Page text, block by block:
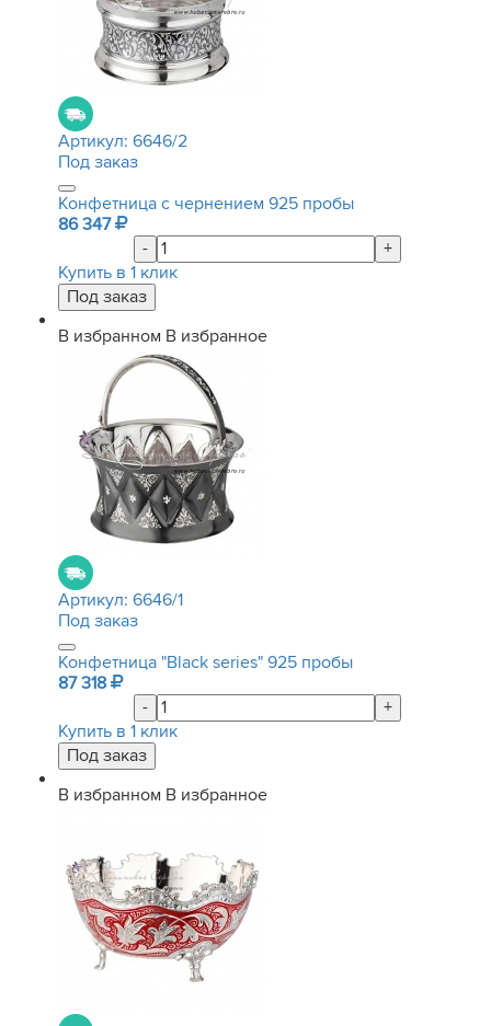
Артикул: 6646/2
Под заказ
Конфетница с чернением 925 пробы
86 347
-
+
Купить в 1 клик
В избранном В избранное
Артикул: 6646/1
Под заказ
Конфетница "Black series" 925 пробы
87 318
-
+
Купить в 1 клик
В избранном В избранное